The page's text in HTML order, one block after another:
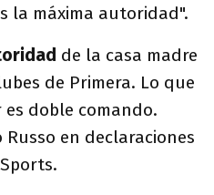
la máxima autoridad".
de la casa madre
de Primera. Lo que
doble comando.
Russo en declaraciones